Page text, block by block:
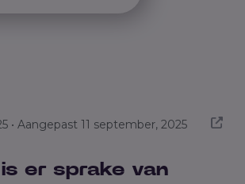
• Aangepast 11 september, 2025
er sprake van